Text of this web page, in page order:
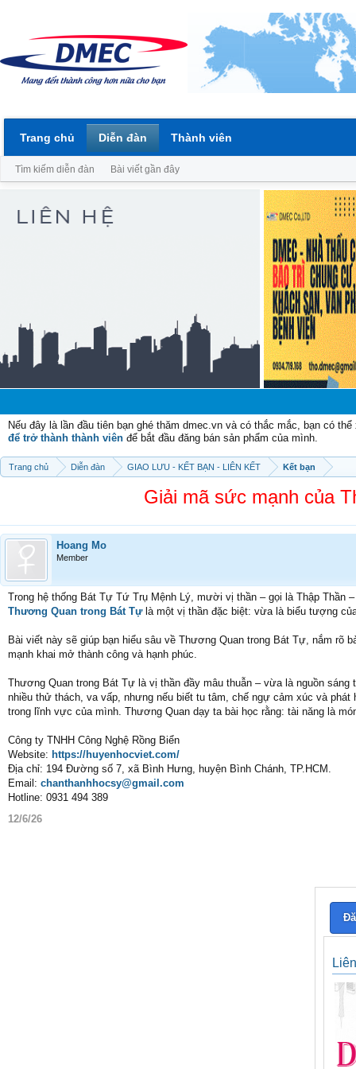
Nếu đây là lần đầu tiên bạn ghé thăm dmec.vn và có thắc mắc, bạn có
để trở thành thành viên để bắt đầu đăng bán sản phẩm của mình.
Trang chủ Diễn đàn GIAO LƯU - KẾT BẠN - LIÊN KẾT Kết bạn
Giải mã sức mạnh của
Hoang Mo
Member
Trong hệ thống Bát Tự Tứ Trụ Mệnh Lý, mười vị thần – gọi là Thập
Thương Quan trong Bát Tựlà một vị thần đặc biệt: vừa là biểu tượng
Bài viết này sẽ giúp bạn hiểu sâu về Thương Quan trong Bát Tự, nắm rõ
mạnh khai mở thành công và hạnh phúc.
Thương Quan trong Bát Tự là vị thần đầy mâu thuẫn – vừa là nguồn
nhiều thử thách, va vấp, nhưng nếu biết tu tâm, chế ngự cảm xúc và
trong lĩnh vực của mình. Thương Quan dạy ta bài học rằng: tài năng là
Công ty TNHH Công Nghệ Rồng Biển
Website: https://huyenhocviet.com/
Địa chỉ: 194 Đường số 7, xã Bình Hưng, huyện Bình Chánh, TP.HCM.
Email: chanthanhhocsy@gmail.com
Hotline: 0931 494 389
12/6/26
Trang chủ Diễn đàn
Tìm kiếm diễn đàn Bài viết gần đây
Thành viên